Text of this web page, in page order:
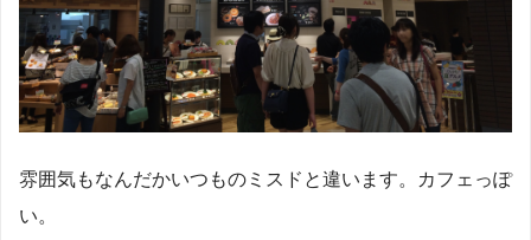
雰囲気もなんだかいつものミスドと違います。カフェっぽ
い。